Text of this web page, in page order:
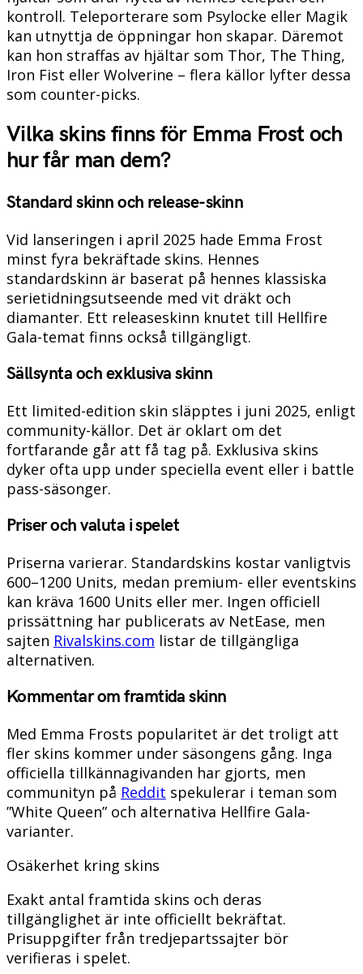
kontroll. Teleporterare som Psylocke eller Magik
kan utnyttja de öppningar hon skapar. Däremot
kan hon straffas av hjältar som Thor, The Thing,
Iron Fist eller Wolverine – flera källor lyfter dessa
som counter-picks.
Vilka skins finns för Emma Frost och
hur får man dem?
Standard skinn och release-skinn
Vid lanseringen i april 2025 hade Emma Frost
minst fyra bekräftade skins. Hennes
standardskinn är baserat på hennes klassiska
serietidningsutseende med vit dräkt och
diamanter. Ett releaseskinn knutet till Hellfire
Gala-temat finns också tillgängligt.
Sällsynta och exklusiva skinn
Ett limited-edition skin släpptes i juni 2025, enligt
community-källor. Det är oklart om det
fortfarande går att få tag på. Exklusiva skins
dyker ofta upp under speciella event eller i battle
pass-säsonger.
Priser och valuta i spelet
Priserna varierar. Standardskins kostar vanligtvis
600–1200 Units, medan premium- eller eventskins
kan kräva 1600 Units eller mer. Ingen officiell
prissättning har publicerats av NetEase, men
sajten Rivalskins.com listar de tillgängliga
alternativen.
Kommentar om framtida skinn
Med Emma Frosts popularitet är det troligt att
fler skins kommer under säsongens gång. Inga
officiella tillkännagivanden har gjorts, men
communityn på Reddit spekulerar i teman som
”White Queen” och alternativa Hellfire Gala-
varianter.
Osäkerhet kring skins
Exakt antal framtida skins och deras
tillgänglighet är inte officiellt bekräftat.
Prisuppgifter från tredjepartssajter bör
verifieras i spelet.